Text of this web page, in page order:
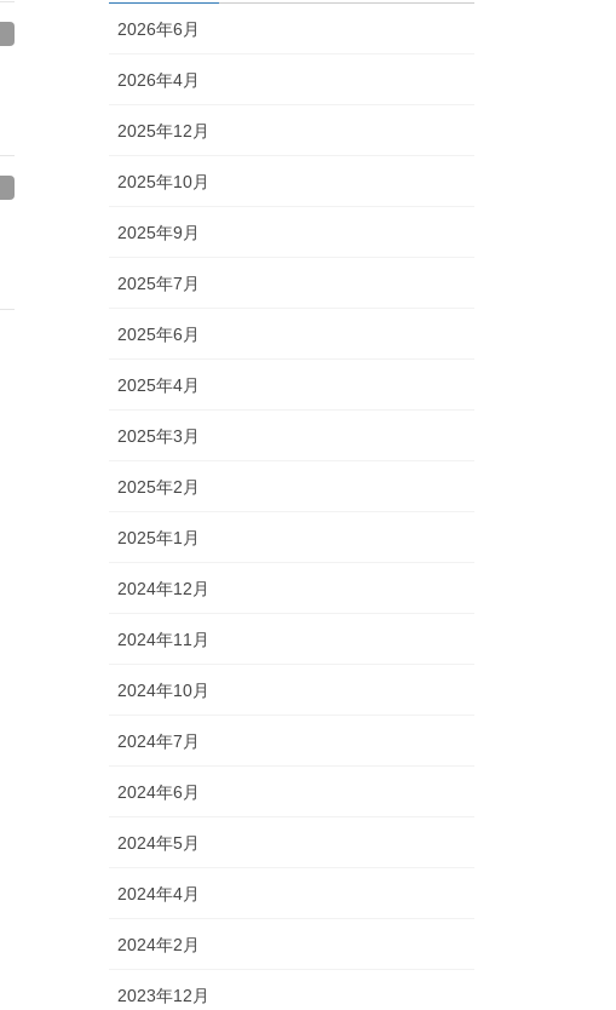
2026年6月
2026年4月
2025年12月
2025年10月
2025年9月
2025年7月
2025年6月
2025年4月
2025年3月
2025年2月
2025年1月
2024年12月
2024年11月
2024年10月
2024年7月
2024年6月
2024年5月
2024年4月
2024年2月
2023年12月